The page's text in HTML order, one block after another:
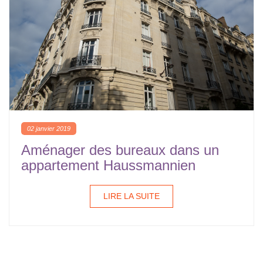
02 janvier 2019
Aménager des bureaux dans un
appartement Haussmannien
LIRE LA SUITE